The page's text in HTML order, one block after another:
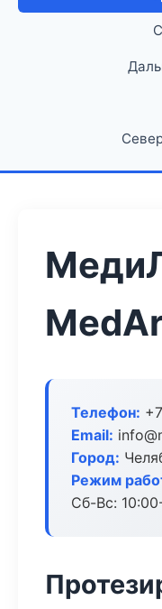
Телефон:
Email:
Город:
Режим
Сб-Вс: